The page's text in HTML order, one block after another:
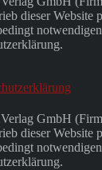
dieser Website
GmbH
dieser Website